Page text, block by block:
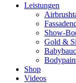
Leistungen
Show-
Gold &
Shop
Videos